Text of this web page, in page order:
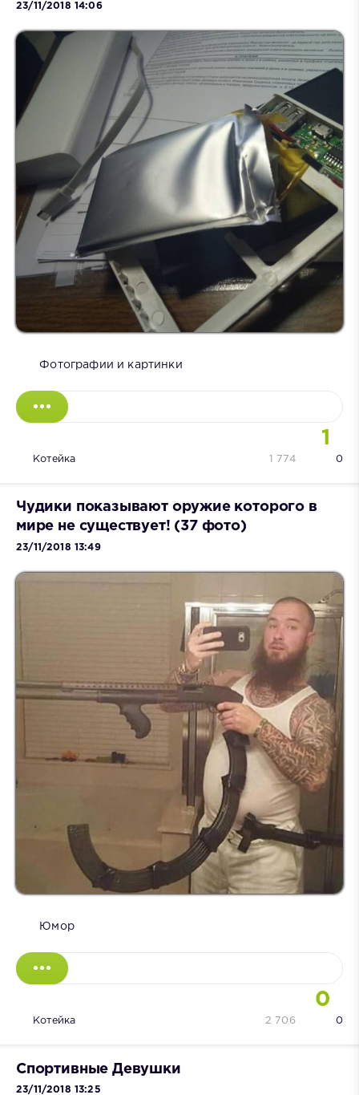
23/11/2018 14:06
Фотографии и картинки
1
Котейка 0
1 774
Чудики показывают оружие которого в
мире не существует! (37 фото)
23/11/2018 13:49
Юмор
0
Котейка 0
2 706
Спортивные Девушки
23/11/2018 13:25